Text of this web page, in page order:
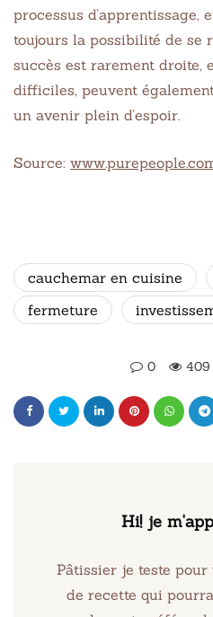
processus d’apprentissage,
toujours la possibilité de se
succès est rarement droite,
difficiles, peuvent
un avenir plein d’espoir.
Source:
cauchemar en cuisine
fermeture
0 409
Hi! je
Pâtissier je teste
de recette qui